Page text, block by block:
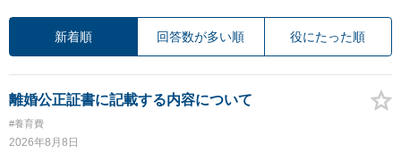
新着順 回答数が多い順 役にたった順
離婚公正証書に記載する内容について
#養育費
2026年8月8日